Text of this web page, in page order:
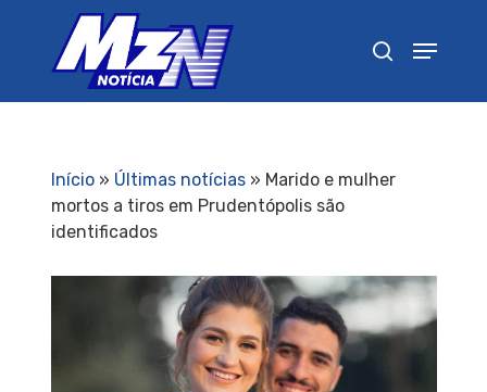
Início» Últimas notícias» Marido e mulher
mortos a tiros em Prudentópolis são
identificados